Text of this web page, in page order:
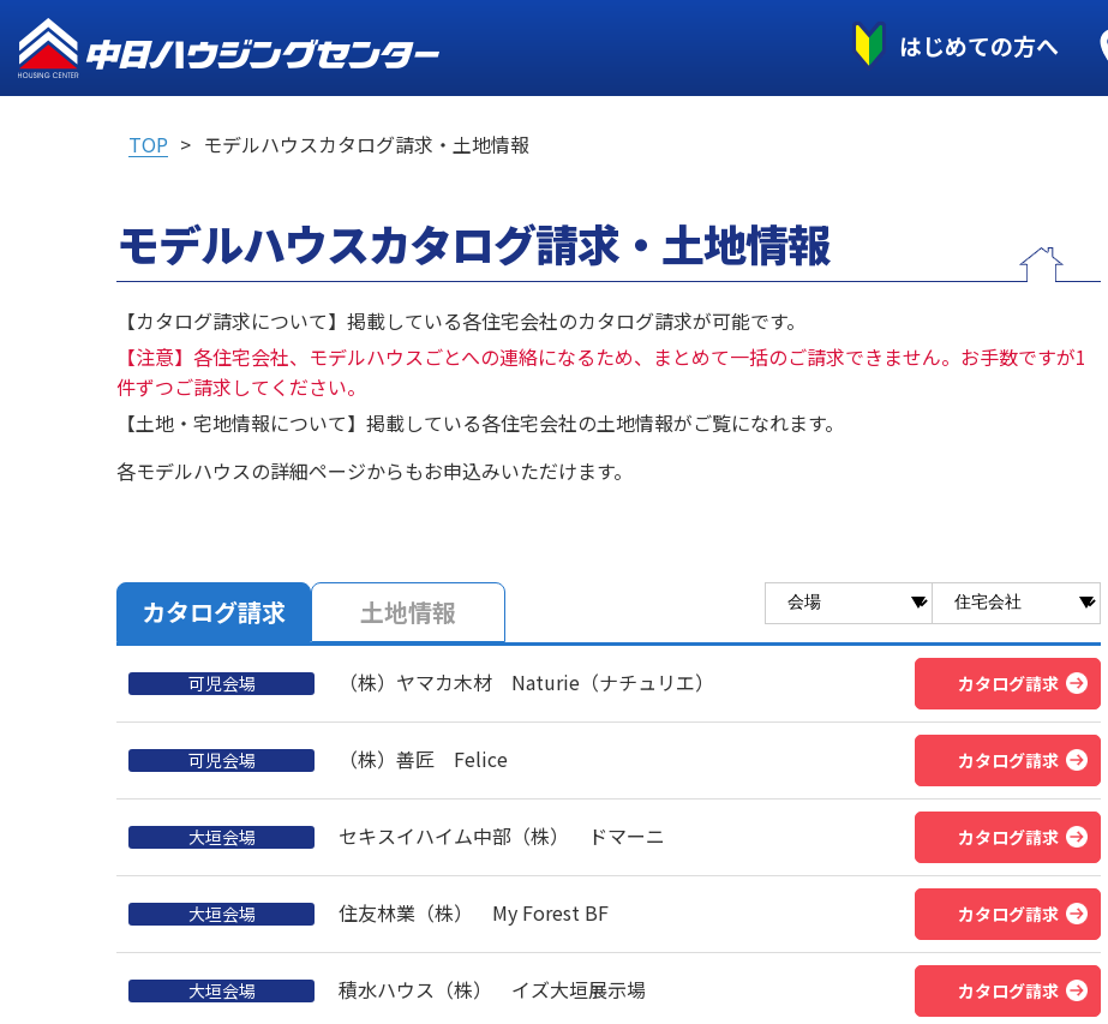
はじめての方へ
TOP モデルハウスカタログ請求・土地情報
モデルハウスカタログ請求・土地情報
【カタログ請求について】掲載している各住宅会社のカタログ請求が可能です。
【注意】各住宅会社、モデルハウスごとへの連絡になるため、まとめて一括のご請求できません。お手数ですが1
件ずつご請求してください。
【土地・宅地情報について】掲載している各住宅会社の土地情報がご覧になれます。
各モデルハウスの詳細ページからもお申込みいただけます。
カタログ請求 土地情報
可児会場 （株）ヤマカ木材 Naturie（ナチュリエ） カタログ請求
可児会場 （株）善匠 Felice カタログ請求
大垣会場 セキスイハイム中部（株） ドマーニ カタログ請求
大垣会場 住友林業（株） My Forest BF カタログ請求
大垣会場 積水ハウス（株） イズ大垣展示場 カタログ請求